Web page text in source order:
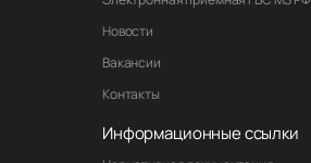
Новости
Вакансии
Контакты
Информационные ссылки